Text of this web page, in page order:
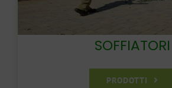
SOFFIATORI
PRODOTTI